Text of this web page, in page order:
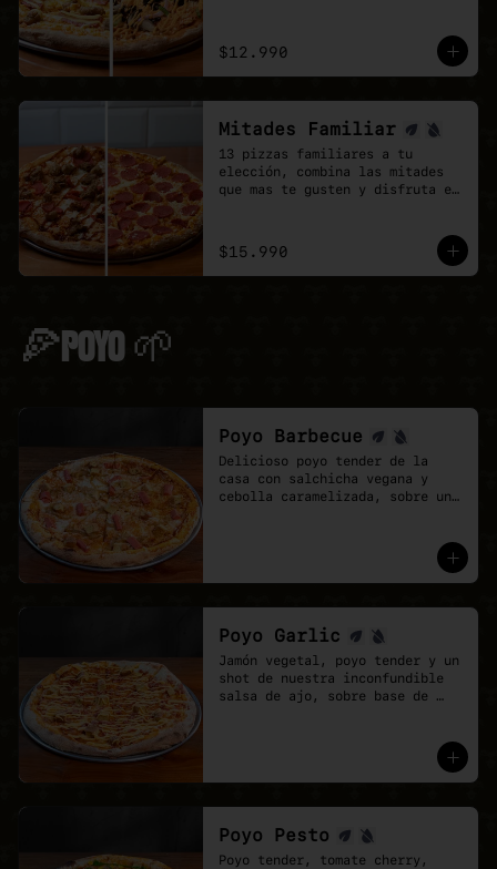
$12.990
Mitades Familiar
13 pizzas familiares a tu
elección, combina las mitades
que mas te gusten y disfruta el
$15.990
🍕POYO 🌱
Poyo Barbecue
Delicioso poyo tender de la
casa con salchicha vegana y
cebolla caramelizada, sobre una
Poyo Garlic
Jamón vegetal, poyo tender y un
shot de nuestra inconfundible
salsa de ajo, sobre base de
Poyo Pesto
Poyo tender, tomate cherry,